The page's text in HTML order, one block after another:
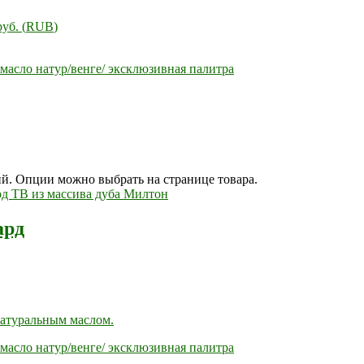
(RUB)
натур/венге/ эксклюзивная палитра
Опции можно выбрать на странице товара.
маслом.
натур/венге/ эксклюзивная палитра